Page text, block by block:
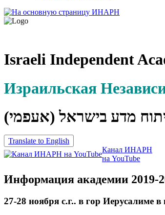
Israeli Independent
Израильская
מדע בישראל (אעפמי)
Translate to English
Канал ИНАРН
на YouTube
Информация академии 2019-
27-28 ноября с.г.. в гор Иерусалиме